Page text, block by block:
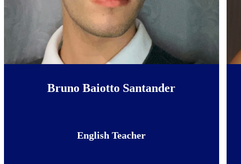
Bruno Baiotto Santander
English Teacher